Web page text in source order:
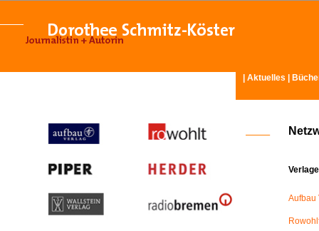
Aktuelles
Verlage
Aufbau